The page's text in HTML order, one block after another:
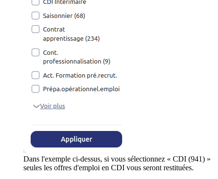
Dans l'exemple ci-dessus, si vous sélectionnez « CDI (941) »
seules les offres d'emploi en CDI vous seront restituées.